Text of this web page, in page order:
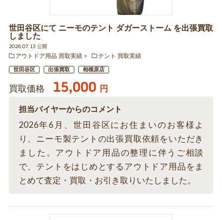
世田谷区にて ニーモのテント ダガーストーム を出張買取
しました
2026.07.13 公開
アウトドア用品 買取実績
テント 買取実績
世田谷区 出張買取 相模原店
買取価格 15,000 円
担当バイヤーからのコメント
2026年6月、世田谷区にお住まいのお客様よ
り、ニーモ製テントの出張買取依頼をいただき
ました。アウトドア用品の整理に伴うご相談
で、テントをはじめとするアウトドア用品をま
とめて査定・買取・お引き取りいたしました。